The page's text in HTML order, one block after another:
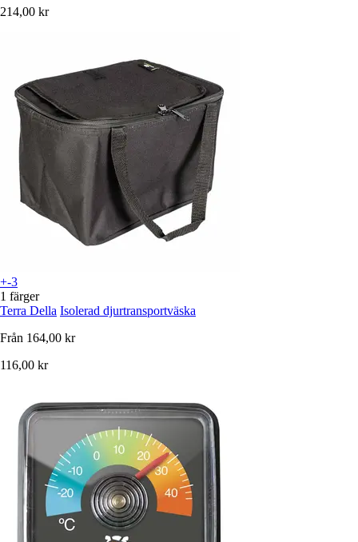
214,00 kr
+-3
1 färger
Terra Della Isolerad djurtransportväska
Från 164,00 kr
116,00 kr